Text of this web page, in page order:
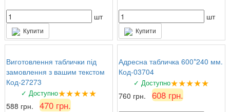
шт
Купити
шт
Купити
Виготовлення таблички під
замовлення з вашим текстом
Код-27273
✓ Доступно★★★★★
588 грн. 470 грн.
Адресна табличка 600*240 мм.
Код-03704
✓ Доступно★★★★★
760 грн. 608 грн.